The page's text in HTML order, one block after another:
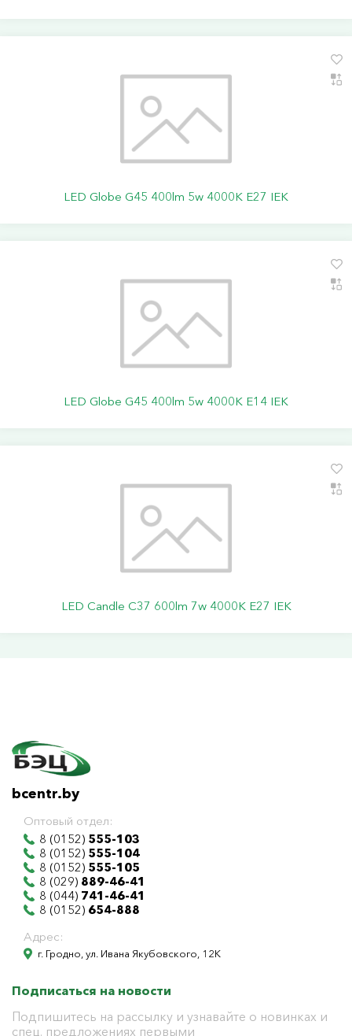
LED Globe G45 400lm 5w 4000K E27 IEK
LED Globe G45 400lm 5w 4000K E14 IEK
LED Candle C37 600lm 7w 4000K E27 IEK
bcentr.by
Оптовый отдел:
8 (0152) 555-103
8 (0152) 555-104
8 (0152) 555-105
8 (029) 889-46-41
8 (044) 741-46-41
8 (0152) 654-888
Адрес:
г. Гродно, ул. Ивана Якубовского, 12К
Подписаться на новости
Подпишитесь на рассылку и узнавайте о новинках и
спец. предложениях первыми